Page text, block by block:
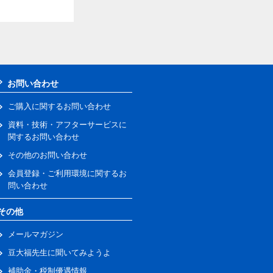
お問い合わせ
ご購入に関するお問い合わせ
資料・技術・アフターサービスに
関するお問い合わせ
その他のお問い合わせ
会員登録・ご利用環境に関するお
問い合わせ
の他
メールマガジン
豆大福先生に聞いてみようよ
補助金・税制優遇情報